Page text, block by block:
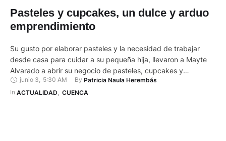
Pasteles y cupcakes, un dulce y arduo
emprendimiento
Su gusto por elaborar pasteles y la necesidad de trabajar
desde casa para cuidar a su pequeña hija, llevaron a Mayte
Alvarado a abrir su negocio de pasteles, cupcakes y
bocaditos hace 12 años. Para esto se preparó y se graduó
como cake designer o diseñadora de tortas. ‘Dulces Detalles
junio 3, 5:30 AM By Patricia Naula Herembás
In ACTUALIDAD CUENCA